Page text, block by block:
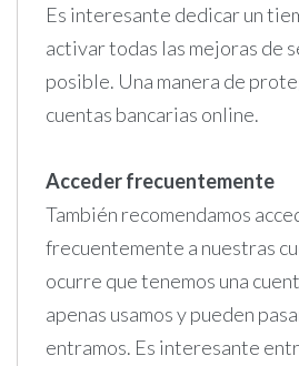
Es interesante dedicar un
activar todas las mejoras de
posible. Una manera de
cuentas bancarias online.
Acceder frecuentemente
También recomendamos
frecuentemente a nuestras
ocurre que tenemos una
apenas usamos y pueden
entramos. Es interesante